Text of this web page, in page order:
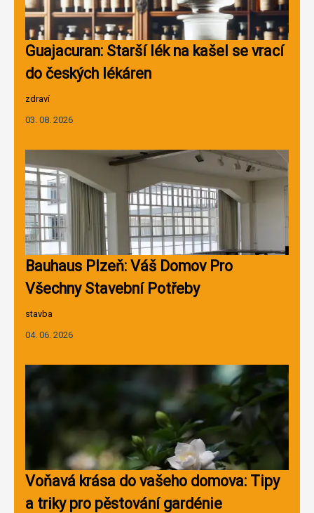
Guajacuran: Starší lék na kašel se vrací
do českých lékáren
zdraví
03. 08. 2026
Bauhaus Plzeň: Váš Domov Pro
Všechny Stavební Potřeby
stavba
04. 06. 2026
Voňavá krása do vašeho domova: Tipy
a triky pro pěstování gardénie